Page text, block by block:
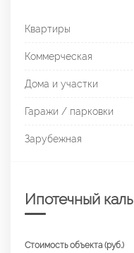
Квартиры
Коммерческая
Дома и участки
Гаражи / парковки
Зарубежная
Ипотечный
Стоимость объекта (руб.)